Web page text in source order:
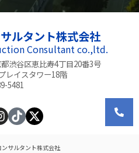
ルタント株式会社
Consultant co.,ltd.
渋谷区恵比寿4丁目20番3号
レイスタワー18階
5481
サルタント株式会社